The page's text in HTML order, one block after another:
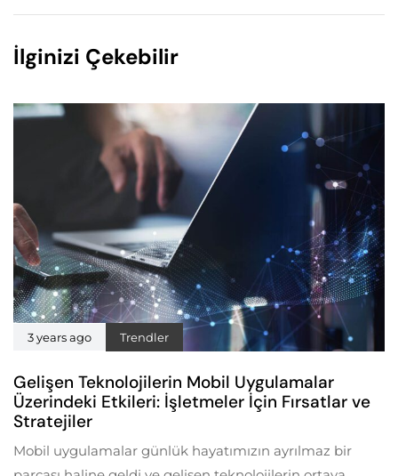
İlginizi Çekebilir
3 years ago Trendler
Gelişen Teknolojilerin Mobil Uygulamalar
Üzerindeki Etkileri: İşletmeler İçin Fırsatlar ve
Stratejiler
Mobil uygulamalar günlük hayatımızın ayrılmaz bir